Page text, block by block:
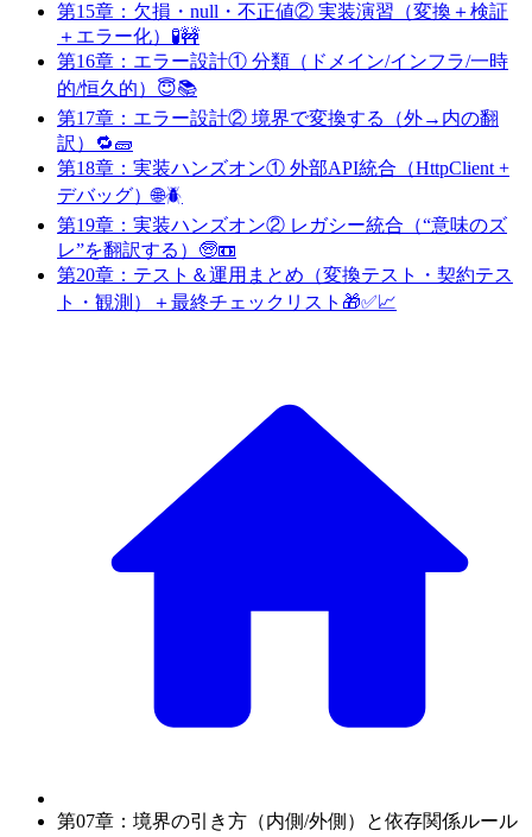
第15章：欠損・null・不正値② 実装演習（変換＋検証
＋エラー化）🧪🚧
第16章：エラー設計① 分類（ドメイン/インフラ/一時
的/恒久的）😇📚
第17章：エラー設計② 境界で変換する（外→内の翻
訳）🔁🧱
第18章：実装ハンズオン① 外部API統合（HttpClient +
デバッグ）🌐🪲
第19章：実装ハンズオン② レガシー統合（“意味のズ
レ”を翻訳する）🧓📼
第20章：テスト＆運用まとめ（変換テスト・契約テス
ト・観測）＋最終チェックリスト🎁✅📈
第07章：境界の引き方（内側/外側）と依存関係ルール